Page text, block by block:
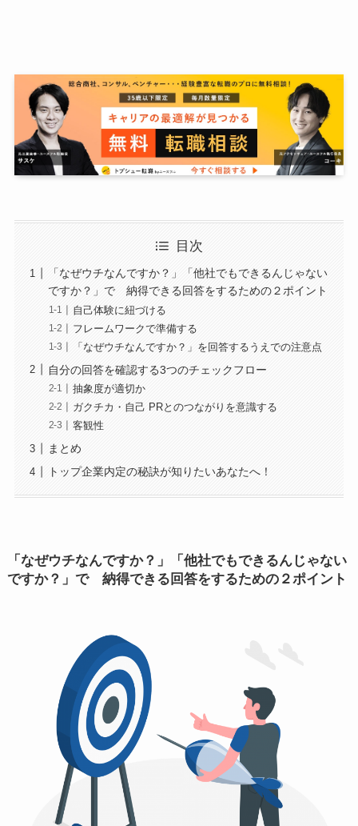
目次
「なぜウチなんですか？」「他社でもできるんじゃない
ですか？」で 納得できる回答をするための２ポイント
自己体験に紐づける
フレームワークで準備する
「なぜウチなんですか？」を回答するうえでの注意点
自分の回答を確認する3つのチェックフロー
抽象度が適切か
ガクチカ・自己 PRとのつながりを意識する
客観性
まとめ
トップ企業内定の秘訣が知りたいあなたへ！
「なぜウチなんですか？」「他社でもできるんじゃない
ですか？」で 納得できる回答をするための２ポイント